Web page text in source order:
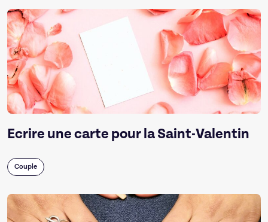
Ecrire une carte pour la Saint-Valentin
Couple